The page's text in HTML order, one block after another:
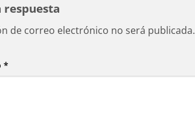
respuesta
de correo electrónico no será publicada.
*